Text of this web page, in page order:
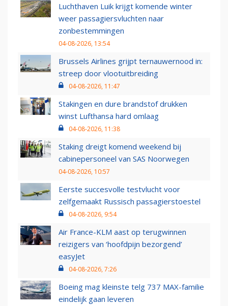
Luchthaven Luik krijgt komende winter
weer passagiersvluchten naar
zonbestemmingen
04-08-2026, 13:54
Brussels Airlines grijpt ternauwernood in:
streep door vlootuitbreiding
04-08-2026, 11:47
Stakingen en dure brandstof drukken
winst Lufthansa hard omlaag
04-08-2026, 11:38
Staking dreigt komend weekend bij
cabinepersoneel van SAS Noorwegen
04-08-2026, 10:57
Eerste succesvolle testvlucht voor
zelfgemaakt Russisch passagierstoestel
04-08-2026, 9:54
Air France-KLM aast op terugwinnen
reizigers van ‘hoofdpijn bezorgend’
easyJet
04-08-2026, 7:26
Boeing mag kleinste telg 737 MAX-familie
eindelijk gaan leveren